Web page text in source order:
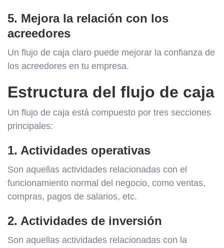
5. Mejora la relación con los
acreedores
Un flujo de caja claro puede mejorar la confianza de
los acreedores en tu empresa.
Estructura del flujo de caja
Un flujo de caja está compuesto por tres secciones
principales:
1. Actividades operativas
Son aquellas actividades relacionadas con el
funcionamiento normal del negocio, como ventas,
compras, pagos de salarios, etc.
2. Actividades de inversión
Son aquellas actividades relacionadas con la